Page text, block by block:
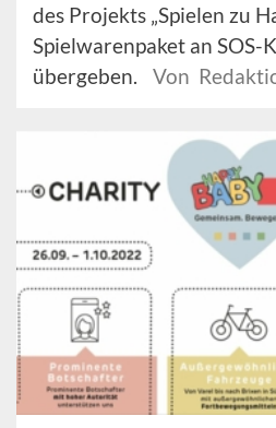
des Projekts „Spielen zu
Spielwarenpaket an
übergeben.
Von